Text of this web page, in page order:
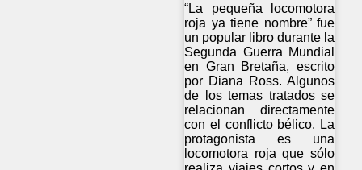
“La pequeña locomotora
roja ya tiene nombre” fue
un popular libro durante la
Segunda Guerra Mundial
en Gran Bretaña, escrito
por Diana Ross. Algunos
de los temas tratados se
relacionan directamente
con el conflicto bélico. La
protagonista es una
locomotora roja que sólo